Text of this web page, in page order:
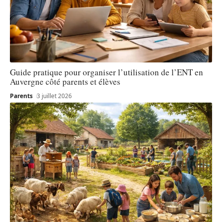
Guide pratique pour organiser l’utilisation de l’ENT en
Auvergne côté parents et élèves
Parents 3 juillet 2026